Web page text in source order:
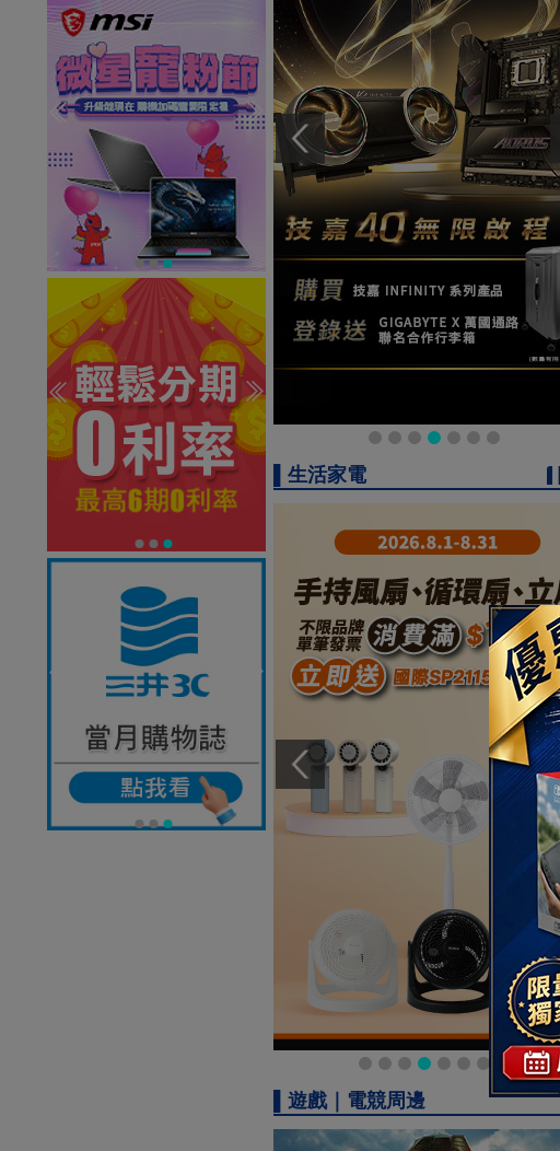
▌生活家電
▌遊戲｜電競周邊